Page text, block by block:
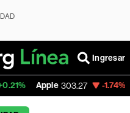
Ingresar
303.27 -1.74% USD COP